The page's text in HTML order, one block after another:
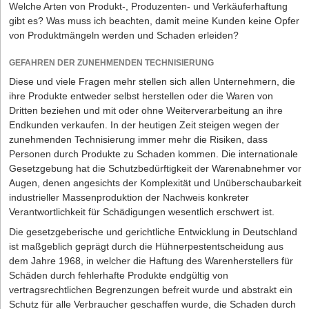
Vertragsabschluss hiergegen verstoßen, so gilt der Vertrag als auf
unbestimmte Zeit geschlossen.
Wer trägt Rechte und Pflichten beim
Im Hinblick auf die gesetzlichen Mängelrechte können diese durch
beide Vertragspartner einvernehmlich ausgeschlossen werden. Mit
den sogenannten "Dach-und-Fach-Klauseln" kann es sogar noch
einen Schritt weiter gehen: Dem Mieter kann vertraglich die Pflicht
auferlegt werden, für die Instandsetzung und Instandhaltung des
Gewerberaumes verantwortlich zu sein. Kommt er dieser
Verpflichtung nicht nach, macht sich der Mieter gegenüber dem
Vermieter schadensersatzpflichtig. Dies hat die Rechtsprechung
dann als zulässig angesehen, wenn dem Mieter im Gegenzug
weitreichende Rechte ähnlich eines Eigentümers eingeräumt
werden.
Wenn der Mieter durch den Vermieter also z.B. das Recht
eingeräumt bekommt, erhebliche bauliche Veränderungen nach
seinen eigenen, für den Gewerbebetrieb vorteilhaften Wünschen
vorzunehmen, dann kann er grundsätzlich auch dazu verpflichtet
Sie vertreibt individuell aufgemöbelte Gebrauchteinrichtung (c)
ecomoebel
Als Werbekauffrau weiß Laura Faltz, was ankommt. Die 30-Jährige
ist Geschäftsführerin der ecomoebel GmbH. Das Unternehmen ­
vertreibt individuell gestaltete Möbel, die ganz pder teilweise aus
Altmöbeln produziert werden. Die alten Stücke werden sogar auf
Schadstoffe getestet, bevor sie nach Wunsch „aufgemöbelt“
werden.
Jeder Kunde erhält sein ganz persönliches Möbel, das
ecomoebel-Zertifikat. Aus Betten werden Bänke, aus Fenstern
Vitrinen, oder es wird Schränken einfach ein neuer Anstrich
verpasst. Seit August 2003 ist ecomoebel als Marke registriert und
geschützt. Nur die Dortmunder Firma und die mit Lizenzen
ausgestatteten Partner dürfen das Möbel-Zeichen benutzen. Der
Welche Arten von Produkt-, Produzenten- und Verkäuferhaftung
gibt es? Was muss ich beachten, damit meine Kunden keine Opfer
von Produktmängeln werden und Schaden erleiden?
GEFAHREN DER ZUNEHMENDEN TECHNISIERUNG
Diese und viele Fragen mehr stellen sich allen Unternehmern, die
ihre Produkte entweder selbst herstellen oder die Waren von
Dritten beziehen und mit oder ohne Weiterverarbeitung an ihre
Endkunden verkaufen. In der heutigen Zeit steigen wegen der
zunehmenden Technisierung immer mehr die Risiken, dass
Personen durch Produkte zu Schaden kommen. Die internationale
Gesetzgebung hat die Schutzbedürftigkeit der Warenabnehmer vor
Augen, denen angesichts der Komplexität und Unüberschaubarkeit
industrieller Massenproduktion der Nachweis konkreter
Verantwortlichkeit für Schädigungen wesentlich erschwert ist.
Die gesetzgeberische und gerichtliche Entwicklung in Deutschland
ist maßgeblich geprägt durch die Hühnerpestentscheidung aus
dem Jahre 1968, in welcher die Haftung des Warenherstellers für
Schäden durch fehlerhafte Produkte endgültig von
vertragsrechtlichen Begrenzungen befreit wurde und abstrakt ein
Schutz für alle Verbraucher geschaffen wurde, die Schaden durch